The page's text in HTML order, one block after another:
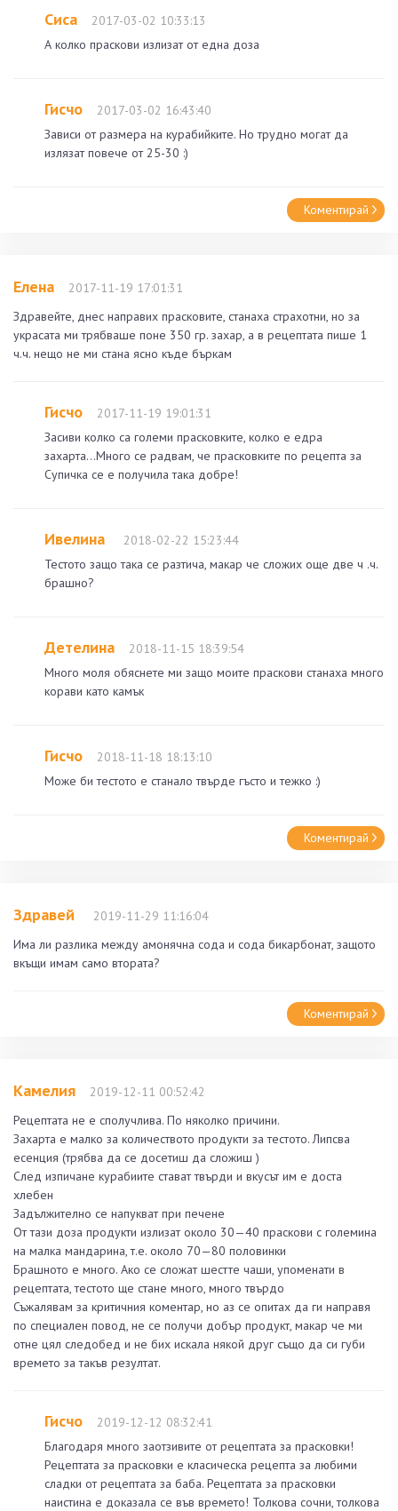
Сиса
2017-03-02 10:33:13
А колко праскови излизат от една доза
Гисчо
2017-03-02 16:43:40
Зависи от размера на курабийките. Но трудно могат да
излязат повече от 25-30 :)
Коментирай
Елена
2017-11-19 17:01:31
Здравейте, днес направих прасковите, станаха страхотни, но за
украсата ми трябваше поне 350 гр. захар, а в рецептата пише 1
ч.ч. нещо не ми стана ясно къде бъркам
Гисчо
2017-11-19 19:01:31
Засиви колко са големи прасковките, колко е едра
захарта...Много се радвам, че прасковките по рецепта за
Супичка се е получила така добре!
Ивелина
2018-02-22 15:23:44
Тестото защо така се разтича, макар че сложих още две ч .ч.
брашно?
Детелина
2018-11-15 18:39:54
Много моля обяснете ми защо моите праскови станаха много
корави като камък
Гисчо
2018-11-18 18:13:10
Може би тестото е станало твърде гъсто и тежко :)
Коментирай
Здравей
2019-11-29 11:16:04
Има ли разлика между амонячна сода и сода бикарбонат, защото
вкъщи имам само втората?
Коментирай
Камелия
2019-12-11 00:52:42
Рецептата не е сполучлива. По няколко причини.
Захарта е малко за количеството продукти за тестото. Липсва
есенция (трябва да се досетиш да сложиш )
След изпичане курабиите стават твърди и вкусът им е доста
хлебен
Задължително се напукват при печене
От тази доза продукти излизат около 30—40 праскови с големина
на малка мандарина, т.е. около 70—80 половинки
Брашното е много. Ако се сложат шестте чаши, упоменати в
рецептата, тестото ще стане много, много твърдо
Съжалявам за критичния коментар, но аз се опитах да ги направя
по специален повод, не се получи добър продукт, макар че ми
отне цял следобед и не бих искала някой друг също да си губи
времето за такъв резултат.
Гисчо
2019-12-12 08:32:41
Благодаря много заотзивите от рецептата за прасковки!
Рецептата за прасковки е класическа рецепта за любими
сладки от рецептата за баба. Рецептата за прасковки
наистина е доказала се във времето! Толкова сочни, толкова